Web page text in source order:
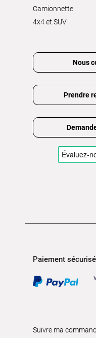
Camionnette
4x4 et SUV
Nous
Prendre
Paiement
Suivre ma